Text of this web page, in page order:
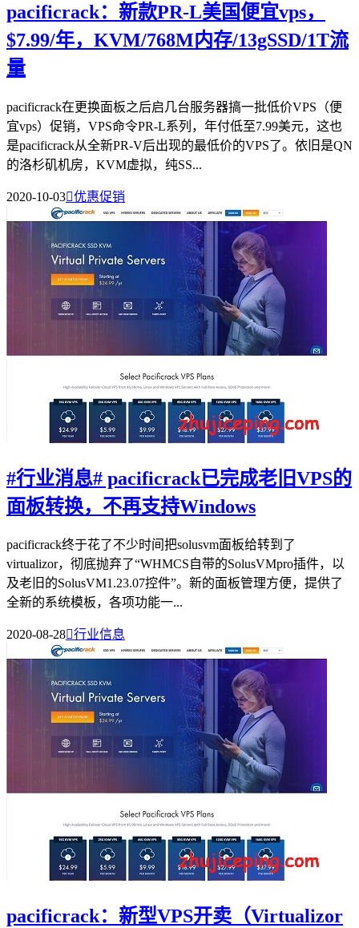
pacificrack：新款PR-L美国便宜vps，
$7.99/年，KVM/768M内存/13gSSD/1T流
量
pacificrack在更换面板之后启几台服务器搞一批低价VPS（便
宜vps）促销，VPS命令PR-L系列，年付低至7.99美元，这也
是pacificrack从全新PR-V后出现的最低价的VPS了。依旧是QN
的洛杉矶机房，KVM虚拟，纯SS...
2020-10-03优惠促销
#行业消息# pacificrack已完成老旧VPS的
面板转换，不再支持Windows
pacificrack终于花了不少时间把solusvm面板给转到了
virtualizor，彻底抛弃了“WHMCS自带的SolusVMpro插件，以
及老旧的SolusVM1.23.07控件”。新的面板管理方便，提供了
全新的系统模板，各项功能一...
2020-08-28行业信息
pacificrack：新型VPS开卖（Virtualizor